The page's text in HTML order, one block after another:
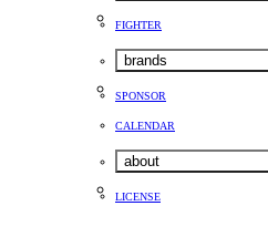
FIGHTER
brands
SPONSOR
CALENDAR
about
LICENSE